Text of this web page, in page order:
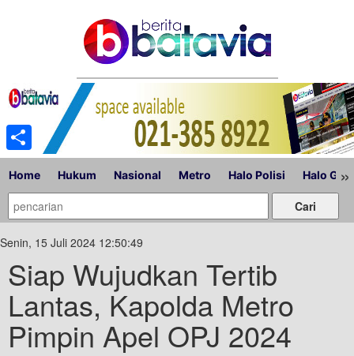
Home Hukum Nasional Metro Halo Polisi Halo »
Senin, 15 Juli 2024 12:50:49
Siap Wujudkan Tertib
Lantas, Kapolda Metro
Pimpin Apel OPJ 2024
Share